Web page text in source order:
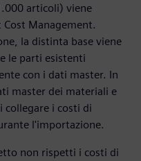
articoli) viene
Management.
la distinta base viene
le parti esistenti
con i dati master. In
master dei materiali e
collegare i costi di
l'importazione.
non rispetti i costi di